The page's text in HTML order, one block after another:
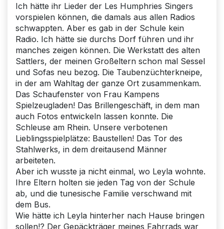
Ich hätte ihr Lieder der Les Humphries Singers
vorspielen können, die damals aus allen Radios
schwappten. Aber es gab in der Schule kein
Radio. Ich hätte sie durchs Dorf führen und ihr
manches zeigen können. Die Werkstatt des alten
Sattlers, der meinen Großeltern schon mal Sessel
und Sofas neu bezog. Die Taubenzüchterkneipe,
in der am Wahltag der ganze Ort zusammenkam.
Das Schaufenster von Frau Kampens
Spielzeugladen! Das Brillengeschäft, in dem man
auch Fotos entwickeln lassen konnte. Die
Schleuse am Rhein. Unsere verbotenen
Lieblingsspielplätze: Baustellen! Das Tor des
Stahlwerks, in dem dreitausend Männer
arbeiteten.
Aber ich wusste ja nicht einmal, wo Leyla wohnte.
Ihre Eltern holten sie jeden Tag von der Schule
ab, und die tunesische Familie verschwand mit
dem Bus.
Wie hätte ich Leyla hinterher nach Hause bringen
sollen!? Der Gepäckträger meines Fahrrads war